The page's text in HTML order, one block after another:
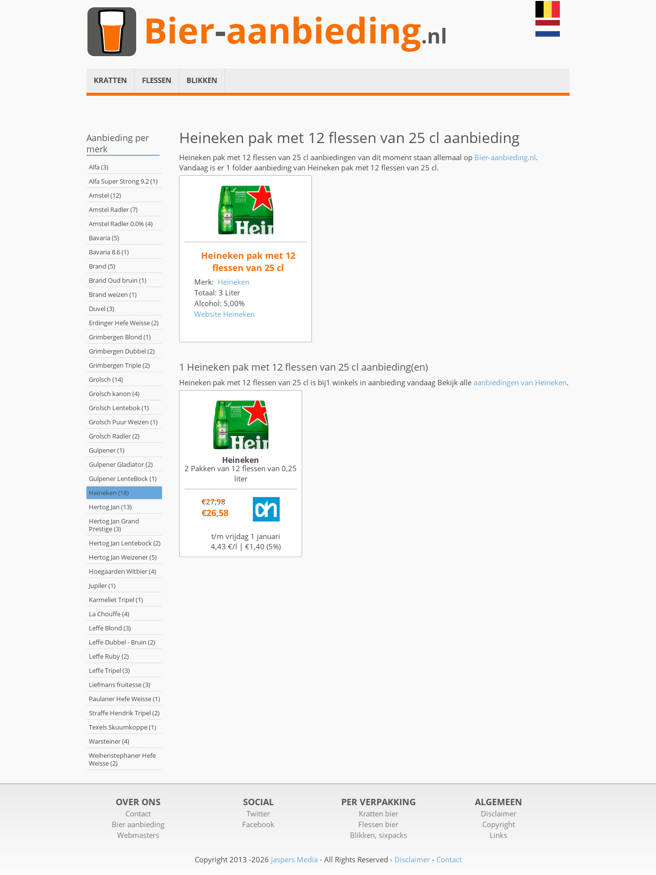
Bier-aanbieding.nl
KRATTEN FLESSEN BLIKKEN
Aanbieding per
merk
Alfa (3)
Alfa Super Strong 9.2 (1)
Amstel (12)
Amstel Radler (7)
Amstel Radler 0.0% (4)
Bavaria (5)
Bavaria 8.6 (1)
Brand (5)
Brand Oud bruin (1)
Brand weizen (1)
Duvel (3)
Erdinger Hefe Weisse (2)
Grimbergen Blond (1)
Grimbergen Dubbel (2)
Grimbergen Triple (2)
Grolsch (14)
Grolsch kanon (4)
Grolsch Lentebok (1)
Grolsch Puur Weizen (1)
Grolsch Radler (2)
Gulpener (1)
Gulpener Gladiator (2)
Gulpener LenteBock (1)
Heineken (18)
Hertog Jan (13)
Hertog Jan Grand
Prestige (3)
Hertog Jan Lentebock (2)
Hertog Jan Weizener (5)
Hoegaarden Witbier (4)
Jupiler (1)
Karmeliet Tripel (1)
La Chouffe (4)
Leffe Blond (3)
Leffe Dubbel - Bruin (2)
Leffe Ruby (2)
Leffe Tripel (3)
Liefmans fruitesse (3)
Paulaner Hefe Weisse (1)
Straffe Hendrik Tripel (2)
Texels Skuumkoppe (1)
Warsteiner (4)
Weihenstephaner Hefe
Weisse (2)
Heineken pak met 12 flessen van 25 cl aanbieding
Heineken pak met 12 flessen van 25 cl aanbiedingen van dit moment staan allemaal op Bier-aanbieding.nl.
Vandaag is er 1 folder aanbieding van Heineken pak met 12 flessen van 25 cl.
Heineken pak met 12
flessen van 25 cl
Merk: Heineken
Totaal: 3 Liter
Alcohol: 5,00%
Website Heineken
1 Heineken pak met 12 flessen van 25 cl aanbieding(en)
Heineken pak met 12 flessen van 25 cl is bij1 winkels in aanbieding vandaag Bekijk alle aanbiedingen van Heineken.
Heineken
2 Pakken van 12 flessen van 0,25
liter
€27,98
€26,58
t/m vrijdag 1 januari
4,43 €/l | €1,40 (5%)
OVER ONS
Contact
Bier aanbieding
Webmasters
SOCIAL
Twitter
Facebook
PER VERPAKKING
Kratten bier
Flessen bier
Blikken, sixpacks
ALGEMEEN
Disclaimer
Copyright
Links
Copyright 2013 -2026 Jaspers Media - All Rights Reserved - Disclaimer- Contact